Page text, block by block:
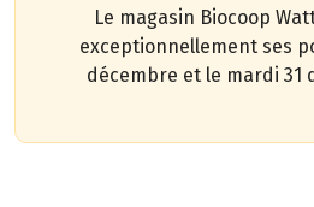
Le magasin Biocoop
exceptionnellement ses
décembre et le mardi 31